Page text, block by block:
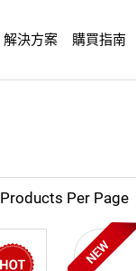
解決方案 購買指南
Products Per Page